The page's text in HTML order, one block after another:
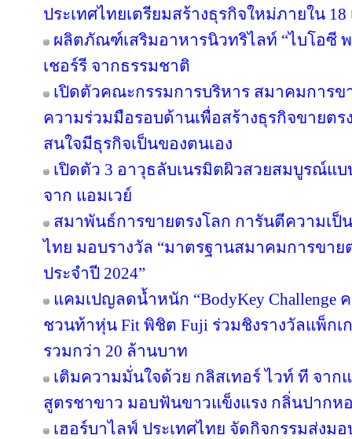
ประเทศไทยเตรียมสร้างธุรกิจใหม่ภายใน 18
ผลิตภัณฑ์เสริมอาหารนิวทริไลท์ “ไบโอซี
เชอร์รี จากธรรมชาติ
เปิดตัวคณะกรรมการบริหาร สมาคมการ
ความร่วมมือรอบด้านเพื่อสร้างธุรกิจขายตร
สนใจมีธุรกิจเป็นของตนเอง
เปิดตัว 3 อาวุธลับเนรมิตผิวสวยสมบูรณ์แบ
จาก แอมเวย์
สมาพันธ์การขายตรงโลก การันตีความเป็
ไทย มอบรางวัล “มาตรฐานสมาคมการขา
ประจำปี 2024”
แคมเปญลดน้ำหนัก “BodyKey Challenge
ชวนท้าหุ่น Fit พิชิต Fuji ร่วมชิงรางวัลแพ็กเ
รวมกว่า 20 ล้านบาท
เติมความมั่นใจด้วย กลิสเทอร์ ไวท์ ที จาก
สูตรชาขาว มอบฟันขาวแข็งแรง กลิ่นปากห
เฮอร์บาไลฟ์ ประเทศไทย จัดกิจกรรมส่ง